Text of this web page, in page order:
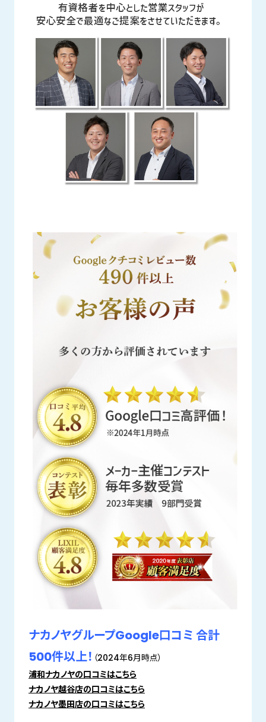
ナカノヤグループGoogle口コミ 合計
500件以上！ （2024年6月時点）
浦和ナカノヤの口コミはこちら
ナカノヤ越谷店の口コミはこちら
ナカノヤ墨田店の口コミはこちら